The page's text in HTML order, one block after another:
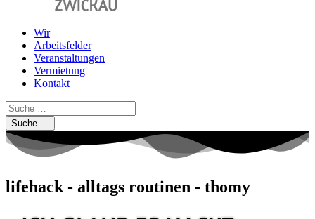
Wir
Arbeitsfelder
Veranstaltungen
Vermietung
Kontakt
Suche …
lifehack - alltags routinen - thomy